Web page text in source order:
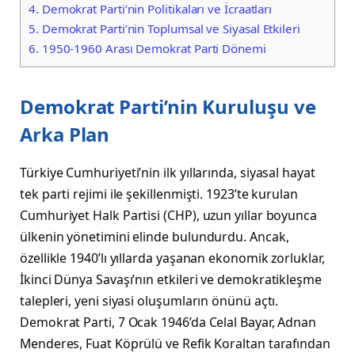
4. Demokrat Parti’nin Politikaları ve İcraatları
5. Demokrat Parti’nin Toplumsal ve Siyasal Etkileri
6. 1950-1960 Arası Demokrat Parti Dönemi
Demokrat Parti’nin Kuruluşu ve
Arka Plan
Türkiye Cumhuriyeti’nin ilk yıllarında, siyasal hayat
tek parti rejimi ile şekillenmişti. 1923’te kurulan
Cumhuriyet Halk Partisi (CHP), uzun yıllar boyunca
ülkenin yönetimini elinde bulundurdu. Ancak,
özellikle 1940’lı yıllarda yaşanan ekonomik zorluklar,
İkinci Dünya Savaşı’nın etkileri ve demokratikleşme
talepleri, yeni siyasi oluşumların önünü açtı.
Demokrat Parti, 7 Ocak 1946’da Celal Bayar, Adnan
Menderes, Fuat Köprülü ve Refik Koraltan tarafından